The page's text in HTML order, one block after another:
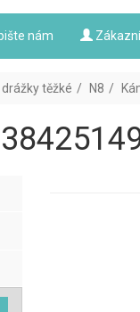
nám
těžké N8